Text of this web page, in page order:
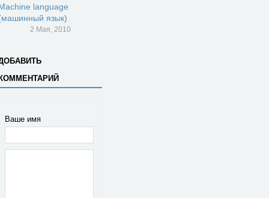
language
язык)
2 Мая, 2010
Ваше имя